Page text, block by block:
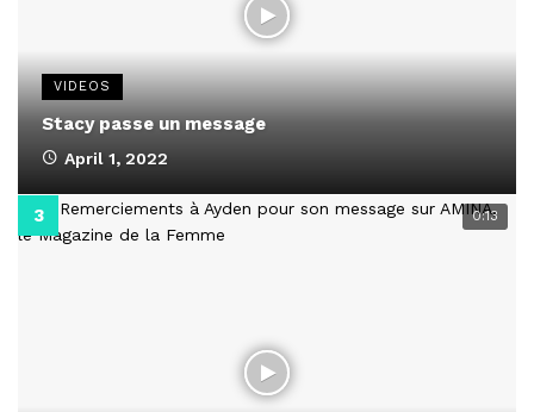
VIDEOS
Stacy passe un message
April 1, 2022
0:13